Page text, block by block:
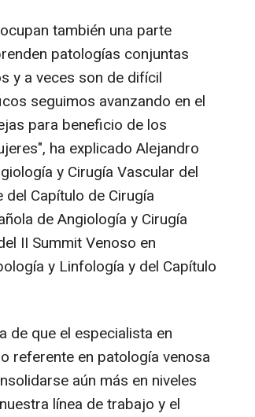
también una parte
patologías conjuntas
y a veces son de difícil
seguimos avanzando en el
para beneficio de los
ha explicado Alejandro
y Cirugía Vascular del
Capítulo de Cirugía
de Angiología y Cirugía
II Summit Venoso en
y Linfología y del Capítulo
de que el especialista en
referente en patología venosa
aún más en niveles
línea de trabajo y el